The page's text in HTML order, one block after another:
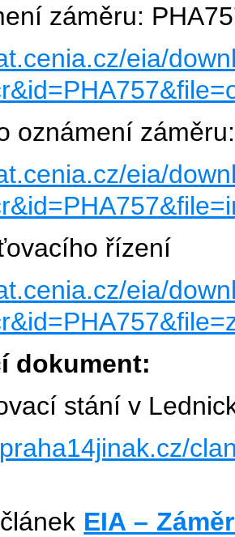
záměru:
eia/
oznámení
eia/
řízení
eia/
dokument:
stání v
EIA –